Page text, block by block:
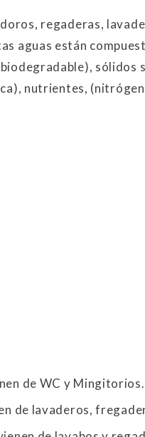
regaderas,
aguas están
sólidos
nutrientes,
de WC y Mingitorios.
de lavaderos,